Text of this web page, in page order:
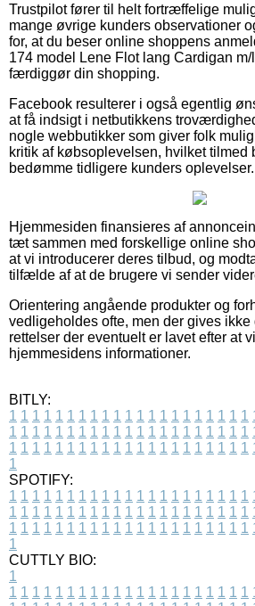
Trustpilot fører til helt fortræffelige
mange øvrige kunders observationer
for, at du beser online shoppens
174 model Lene Flot lang Cardigan
færdiggør din shopping.
Facebook resulterer i også egentlig
at få indsigt i netbutikkens
nogle webbutikker som giver folk
kritik af købsoplevelsen, hvilket tilmed
bedømme tidligere kunders oplevelser.
Hjemmesiden finansieres af
tæt sammen med forskellige online
at vi introducerer deres tilbud, og
tilfælde af at de brugere vi sender
Orientering angående produkter og
vedligeholdes ofte, men der gives ikke
rettelser der eventuelt er lavet efter at
hjemmesidens informationer.
BITLY:
1 1 1 1 1 1 1 1 1 1 1 1 1 1 1 1 1 1 1 1 1
1 1 1 1 1 1 1 1 1 1 1 1 1 1 1 1 1 1 1 1 1
1 1 1 1 1 1 1 1 1 1 1 1 1 1 1 1 1 1 1 1 1
1
SPOTIFY:
1 1 1 1 1 1 1 1 1 1 1 1 1 1 1 1 1 1 1 1 1
1 1 1 1 1 1 1 1 1 1 1 1 1 1 1 1 1 1 1 1 1
1 1 1 1 1 1 1 1 1 1 1 1 1 1 1 1 1 1 1 1 1
1
CUTTLY BIO:
1
1 1 1 1 1 1 1 1 1 1 1 1 1 1 1 1 1 1 1 1 1